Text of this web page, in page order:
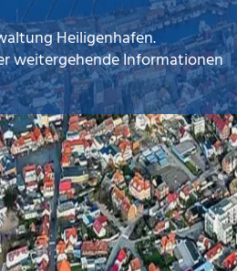
Heiligenhafen.
weitergehende Informationen